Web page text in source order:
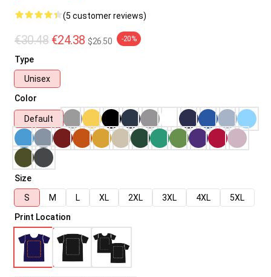
(5 customer reviews)
€30.48 €24.38 $26.50 -20%
Type
Unisex
Color
Default
Size
S
M L XL 2XL 3XL 4XL
5XL
Print Location